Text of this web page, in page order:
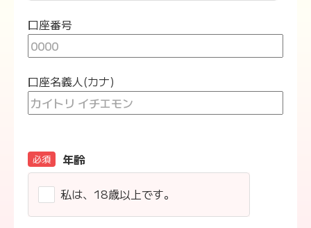
口座番号
口座名義人(カナ)
年齢
必須
私は、18歳以上です。